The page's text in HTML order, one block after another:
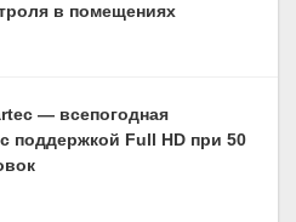
в помещениях
— всепогодная
поддержкой Full HD при 50